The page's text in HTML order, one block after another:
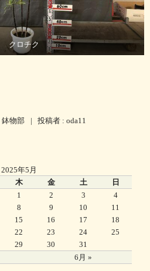
クロチク
鉢物部 | 投稿者 : oda11
2025年5月
木 金 土 日
6月 »
1 2 3
4
8 9 10
11
15 16 17
18
22 23 24
25
29 30 31